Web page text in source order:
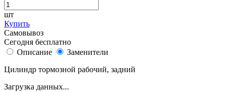
шт
Купить
Самовывоз
Сегодня бесплатно
Описание
Заменители
Цилиндр тормозной рабочий, задний
Загрузка данных...